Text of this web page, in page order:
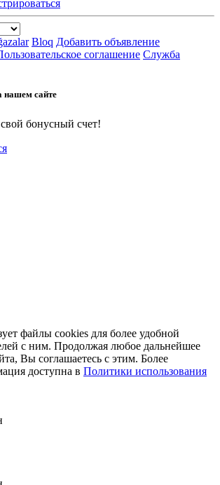
Bloq Добавить объявление
соглашение Служба
нашем сайте
бонусный счет!
файлы cookies для более удобной
с ним. Продолжая любое дальнейшее
Вы соглашаетесь с этим. Более
доступна в Политики использования